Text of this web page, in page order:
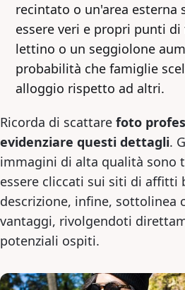
recintato o un'area esterna
essere veri e propri punti di
lettino o un seggiolone
probabilità che famiglie
alloggio rispetto ad altri.
Ricorda di scattare foto
evidenziare questi dettagli.
immagini di alta qualità sono
essere cliccati sui siti di affitti
descrizione, infine, sottolinea
vantaggi, rivolgendoti
potenziali ospiti.